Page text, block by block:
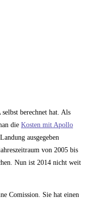
berechnet hat. Als
die Kosten mit Apollo
ausgegeben
von 2005 bis
Nun ist 2014 nicht weit
Comission. Sie hat einen